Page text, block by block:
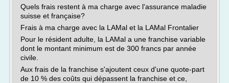
Quels frais restent à ma charge avec l'assurance maladie
suisse et française?
Frais à ma charge avec la LAMal et la LAMal Frontalier
Pour le résident adulte, la LAMal a une franchise variable
dont le montant minimum est de 300 francs par année
civile.
Aux frais de la franchise s'ajoutent ceux d'une quote-part
de 10 % des coûts qui dépassent la franchise et ce,